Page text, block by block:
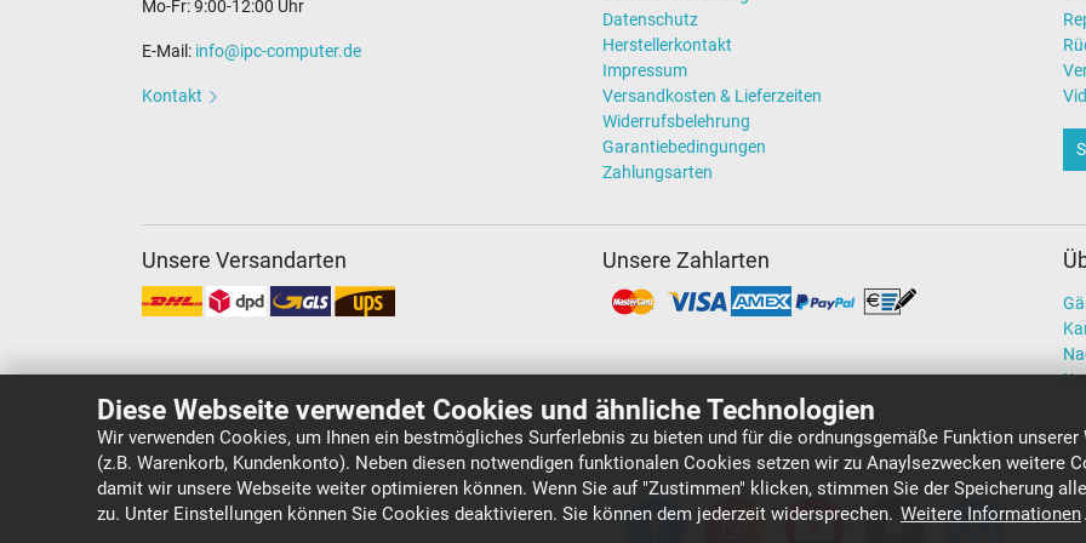
Diese Webseite verwendet Cookies und ähnliche Technologien
Wir verwenden Cookies, um Ihnen ein bestmögliches Surferlebnis zu bieten und für die ordnungsgemäße Funktion unserer
(z.B. Warenkorb, Kundenkonto). Neben diesen notwendigen funktionalen Cookies setzen wir zu Anaylsezwecken weitere
damit wir unsere Webseite weiter optimieren können. Wenn Sie auf "Zustimmen" klicken, stimmen Sie der Speicherung
zu. Unter Einstellungen können Sie Cookies deaktivieren. Sie können dem jederzeit widersprechen. Weitere Informationen.
Mo-Fr: 9:00-12:00 Uhr
E-Mail: info@ipc-computer.de
Kontakt
Datenschutz
Herstellerkontakt
Impressum
Versandkosten & Lieferzeiten
Widerrufsbelehrung
Garantiebedingungen
Zahlungsarten
Unsere Versandarten Unsere Zahlarten
Copyright ©IPC-Computer Deutschland GmbH